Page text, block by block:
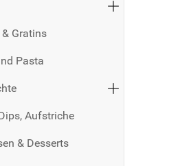
Gratins
Pasta
Aufstriche
& Desserts